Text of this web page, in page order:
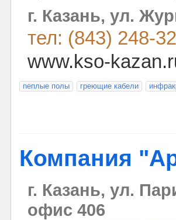
г. Казань, ул.
тел: (843) 248-
www.kso-
nеплые полы греющие кабели
Компания
г. Казань, ул.
офис 406